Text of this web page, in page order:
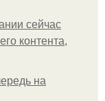
сейчас
контента,
на